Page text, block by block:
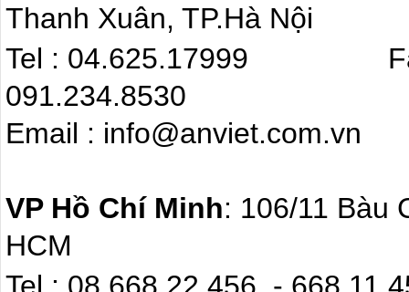
Thanh Xuân, TP.Hà Nội
Tel : 04.625.17999
091.234.8530
Email :
VP Hồ Chí Minh: 106/11 Bàu
HCM